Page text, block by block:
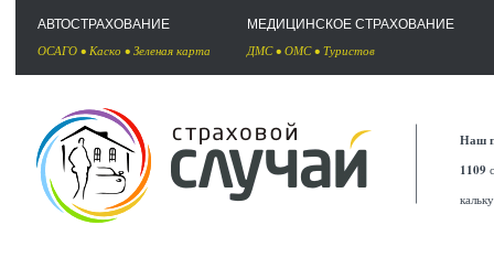
АВТОСТРАХОВАНИЕ
ОСАГО • Каско • Зеленая карта
МЕДИЦИНСКОЕ СТРАХОВАНИЕ
ДМС• ОМС• Туристов
Наш
1109